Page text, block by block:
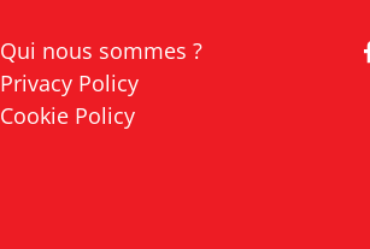
Qui nous sommes ?
Privacy Policy
Cookie Policy